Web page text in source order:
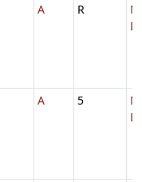
A R
A 5